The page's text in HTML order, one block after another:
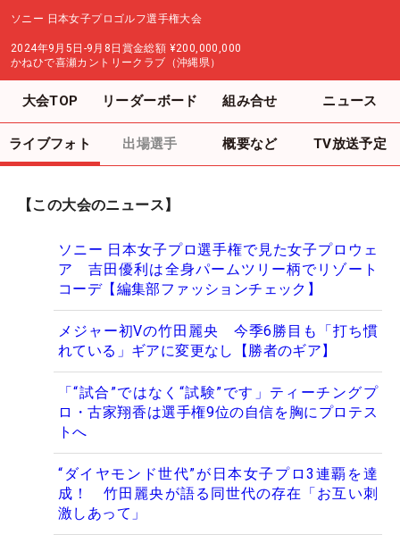
ソニー 日本女子プロゴルフ選手権大会
2024年9月5日-9月8日 賞金総額 ¥200,000,000
かねひで喜瀬カントリークラブ（沖縄県）
大会TOP リーダーボード 組み合せ ニュース
ライブフォト 出場選手 概要など TV放送予定
【この大会のニュース】
ソニー 日本女子プロ選手権で見た女子プロウェ
ア 吉田優利は全身パームツリー柄でリゾート
コーデ【編集部ファッションチェック】
メジャー初Vの竹田麗央 今季6勝目も「打ち慣
れている」ギアに変更なし【勝者のギア】
「“試合”ではなく“試験”です」ティーチングプ
ロ・古家翔香は選手権9位の自信を胸にプロテス
トへ
“ダイヤモンド世代”が日本女子プロ3連覇を達
成！ 竹田麗央が語る同世代の存在「お互い刺
激しあって」